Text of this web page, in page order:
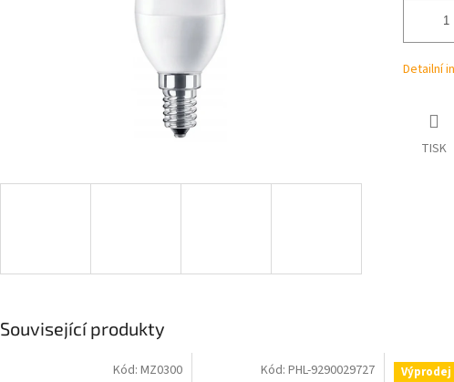
Detailní
TISK
Související produkty
Kód: MZ0300 Kód: PHL-9290029727 Výprodej